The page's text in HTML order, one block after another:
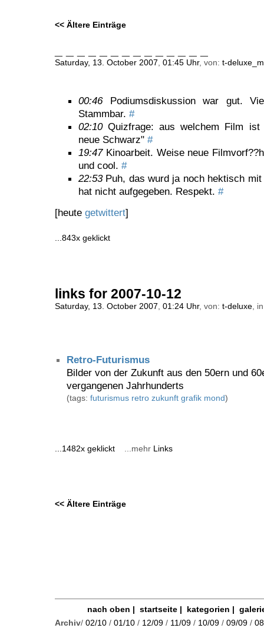
<< Ältere Einträge
Saturday, 13. October 2007, 01:45 Uhr, von: t-
00:46Podiumsdiskussion war gut.
Stammbar. #
02:10Quizfrage: aus welchem Film
neue Schwarz" #
19:47Kinoarbeit. Weise neue
und cool. #
22:53Puh, das wurd ja noch hektisch mit
hat nicht aufgegeben. Respekt. #
[heute getwittert]
...843x geklickt
links for 2007-10-12
Saturday, 13. October 2007, 01:24 Uhr, von: t-deluxe,
Retro-Futurismus
Bilder von der Zukunft aus den 50ern und
vergangenen Jahrhunderts
(tags: futurismus retro zukunft grafik mond)
...1482x geklickt ...mehr Links
<< Ältere Einträge
nach oben | startseite| kategorien |
Archiv/ 02/10 / 01/10 / 12/09 / 11/09 / 10/09 / 09/09 /